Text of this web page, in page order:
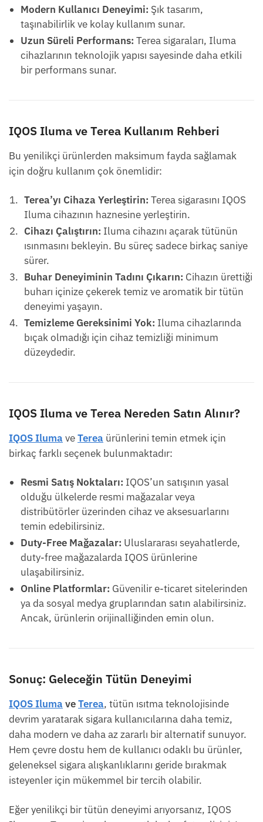
Modern Kullanıcı Deneyimi: Şık tasarım,
taşınabilirlik ve kolay kullanım sunar.
Uzun Süreli Performans: Terea sigaraları, Iluma
cihazlarının teknolojik yapısı sayesinde daha etkili
bir performans sunar.
IQOS Iluma ve Terea Kullanım Rehberi
Bu yenilikçi ürünlerden maksimum fayda sağlamak
için doğru kullanım çok önemlidir:
Terea’yı Cihaza Yerleştirin: Terea sigarasını IQOS
Iluma cihazının haznesine yerleştirin.
Cihazı Çalıştırın: Iluma cihazını açarak tütünün
ısınmasını bekleyin. Bu süreç sadece birkaç saniye
sürer.
Buhar Deneyiminin Tadını Çıkarın: Cihazın ürettiği
buharı içinize çekerek temiz ve aromatik bir tütün
deneyimi yaşayın.
Temizleme Gereksinimi Yok: Iluma cihazlarında
bıçak olmadığı için cihaz temizliği minimum
düzeydedir.
IQOS Iluma ve Terea Nereden Satın Alınır?
IQOS Iluma veTerea ürünlerini temin etmek için
birkaç farklı seçenek bulunmaktadır:
Resmi Satış Noktaları: IQOS’un satışının yasal
olduğu ülkelerde resmi mağazalar veya
distribütörler üzerinden cihaz ve aksesuarlarını
temin edebilirsiniz.
Duty-Free Mağazalar: Uluslararası seyahatlerde,
duty-free mağazalarda IQOS ürünlerine
ulaşabilirsiniz.
Online Platformlar: Güvenilir e-ticaret sitelerinden
ya da sosyal medya gruplarından satın alabilirsiniz.
Ancak, ürünlerin orijinalliğinden emin olun.
Sonuç: Geleceğin Tütün Deneyimi
IQOS Iluma veTerea, tütün ısıtma teknolojisinde
devrim yaratarak sigara kullanıcılarına daha temiz,
daha modern ve daha az zararlı bir alternatif sunuyor.
Hem çevre dostu hem de kullanıcı odaklı bu ürünler,
geleneksel sigara alışkanlıklarını geride bırakmak
isteyenler için mükemmel bir tercih olabilir.
Eğer yenilikçi bir tütün deneyimi arıyorsanız, IQOS